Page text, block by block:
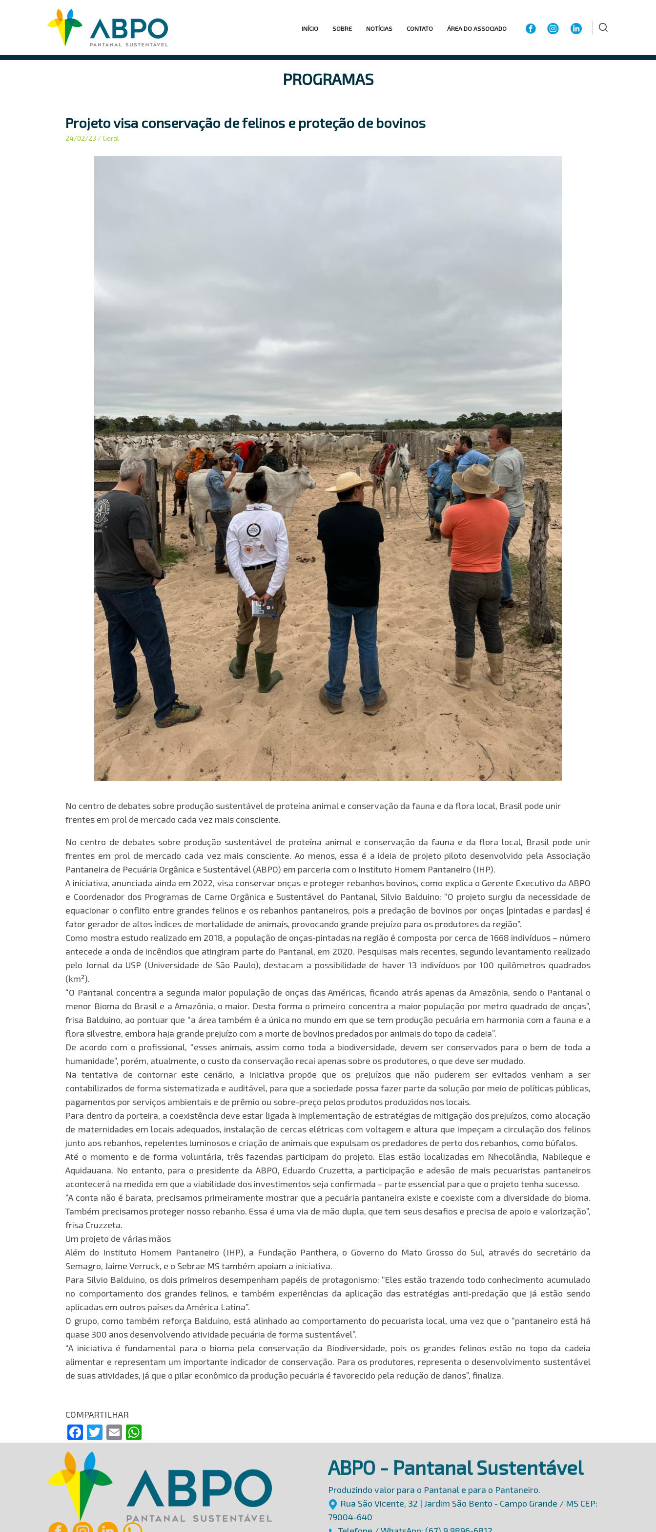
principal
Navegação
INÍCIO SOBRE NOTÍCIAS CONTATO ÁREA DO ASSOCIADO
PROGRAMAS
Projeto visa conservação de felinos e proteção de bovinos
24/02/23 / Geral
No centro de debates sobre produção sustentável de proteína animal e conservação da fauna e da flora local, Brasil pode unir
frentes em prol de mercado cada vez mais consciente.
No centro de debates sobre produção sustentável de proteína animal e conservação da fauna e da flora local, Brasil pode unir
frentes em prol de mercado cada vez mais consciente. Ao menos, essa é a ideia de projeto piloto desenvolvido pela Associação
Pantaneira de Pecuária Orgânica e Sustentável (ABPO) em parceria com o Instituto Homem Pantaneiro (IHP).
A iniciativa, anunciada ainda em 2022, visa conservar onças e proteger rebanhos bovinos, como explica o Gerente Executivo da ABPO
e Coordenador dos Programas de Carne Orgânica e Sustentável do Pantanal, Silvio Balduino: “O projeto surgiu da necessidade de
equacionar o conflito entre grandes felinos e os rebanhos pantaneiros, pois a predação de bovinos por onças [pintadas e pardas] é
fator gerador de altos índices de mortalidade de animais, provocando grande prejuízo para os produtores da região”.
Como mostra estudo realizado em 2018, a população de onças-pintadas na região é composta por cerca de 1668 indivíduos – número
antecede a onda de incêndios que atingiram parte do Pantanal, em 2020. Pesquisas mais recentes, segundo levantamento realizado
pelo Jornal da USP (Universidade de São Paulo), destacam a possibilidade de haver 13 indivíduos por 100 quilômetros quadrados
(km²).
“O Pantanal concentra a segunda maior população de onças das Américas, ficando atrás apenas da Amazônia, sendo o Pantanal o
menor Bioma do Brasil e a Amazônia, o maior. Desta forma o primeiro concentra a maior população por metro quadrado de onças”,
frisa Balduino, ao pontuar que “a área também é a única no mundo em que se tem produção pecuária em harmonia com a fauna e a
flora silvestre, embora haja grande prejuízo com a morte de bovinos predados por animais do topo da cadeia”.
De acordo com o profissional, “esses animais, assim como toda a biodiversidade, devem ser conservados para o bem de toda a
humanidade”, porém, atualmente, o custo da conservação recai apenas sobre os produtores, o que deve ser mudado.
Na tentativa de contornar este cenário, a iniciativa propõe que os prejuízos que não puderem ser evitados venham a ser
contabilizados de forma sistematizada e auditável, para que a sociedade possa fazer parte da solução por meio de políticas públicas,
pagamentos por serviços ambientais e de prêmio ou sobre-preço pelos produtos produzidos nos locais.
Para dentro da porteira, a coexistência deve estar ligada à implementação de estratégias de mitigação dos prejuízos, como alocação
de maternidades em locais adequados, instalação de cercas elétricas com voltagem e altura que impeçam a circulação dos felinos
junto aos rebanhos, repelentes luminosos e criação de animais que expulsam os predadores de perto dos rebanhos, como búfalos.
Até o momento e de forma voluntária, três fazendas participam do projeto. Elas estão localizadas em Nhecolândia, Nabileque e
Aquidauana. No entanto, para o presidente da ABPO, Eduardo Cruzetta, a participação e adesão de mais pecuaristas pantaneiros
acontecerá na medida em que a viabilidade dos investimentos seja confirmada – parte essencial para que o projeto tenha sucesso.
“A conta não é barata, precisamos primeiramente mostrar que a pecuária pantaneira existe e coexiste com a diversidade do bioma.
Também precisamos proteger nosso rebanho. Essa é uma via de mão dupla, que tem seus desafios e precisa de apoio e valorização”,
frisa Cruzzeta.
Um projeto de várias mãos
Além do Instituto Homem Pantaneiro (IHP), a Fundação Panthera, o Governo do Mato Grosso do Sul, através do secretário da
Semagro, Jaime Verruck, e o Sebrae MS também apoiam a iniciativa.
Para Silvio Balduino, os dois primeiros desempenham papéis de protagonismo: “Eles estão trazendo todo conhecimento acumulado
no comportamento dos grandes felinos, e também experiências da aplicação das estratégias anti-predação que já estão sendo
aplicadas em outros países da América Latina”.
O grupo, como também reforça Balduino, está alinhado ao comportamento do pecuarista local, uma vez que o “pantaneiro está há
quase 300 anos desenvolvendo atividade pecuária de forma sustentável”.
“A iniciativa é fundamental para o bioma pela conservação da Biodiversidade, pois os grandes felinos estão no topo da cadeia
alimentar e representam um importante indicador de conservação. Para os produtores, representa o desenvolvimento sustentável
de suas atividades, já que o pilar econômico da produção pecuária é favorecido pela redução de danos”, finaliza.
COMPARTILHAR
Facebook
Twitter
Email
ABPO - Pantanal Sustentável
Produzindo valor para o Pantanal e para o Pantaneiro.
Rua São Vicente, 32 | Jardim São Bento - Campo Grande / MS CEP:
79004-640